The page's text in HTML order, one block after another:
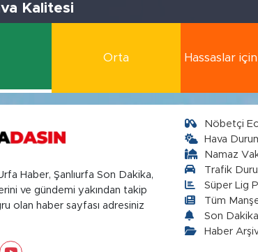
Kalitesi
Orta Hassaslar için
Haber, Şanlıurfa Son Dakika,
ve gündemi yakından takip
olan haber sayfası adresiniz
Nöbetçi
Hava
Namaz
Trafik
Süper Lig
Tüm
Son
Haber